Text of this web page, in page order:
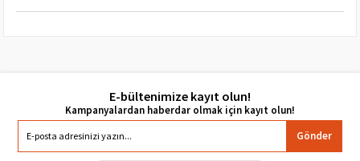
E-bültenimize kayıt olun!
Gönder